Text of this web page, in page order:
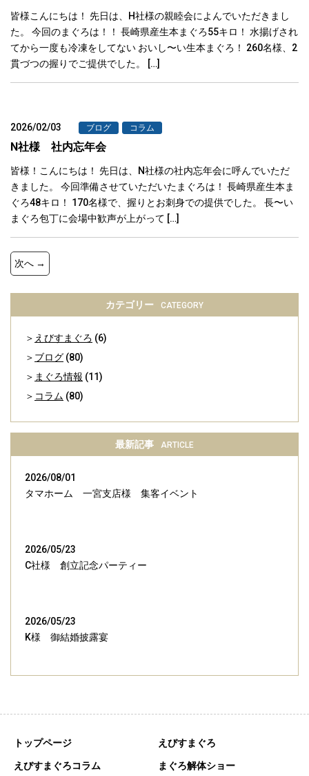
皆様こんにちは！ 先日は、H社様の親睦会によんでいただきまし
た。 今回のまぐろは！！ 長崎県産生本まぐろ55キロ！ 水揚げされ
てから一度も冷凍をしてない おいし〜い生本まぐろ！ 260名様、2
貫づつの握りでご提供でした。 […]
2026/02/03 ブログ コラム
N社様 社内忘年会
皆様！こんにちは！ 先日は、N社様の社内忘年会に呼んでいただ
きました。 今回準備させていただいたまぐろは！ 長崎県産生本ま
ぐろ48キロ！ 170名様で、握りとお刺身での提供でした。 長〜い
まぐろ包丁に会場中歓声が上がって […]
次へ →
カテゴリー CATEGORY
えびすまぐろ (6)
ブログ (80)
まぐろ情報 (11)
コラム (80)
最新記事 ARTICLE
2026/08/01
タマホーム 一宮支店様 集客イベント
2026/05/23
C社様 創立記念パーティー
2026/05/23
K様 御結婚披露宴
トップページ えびすまぐろ
えびすまぐろコラム まぐろ解体ショー